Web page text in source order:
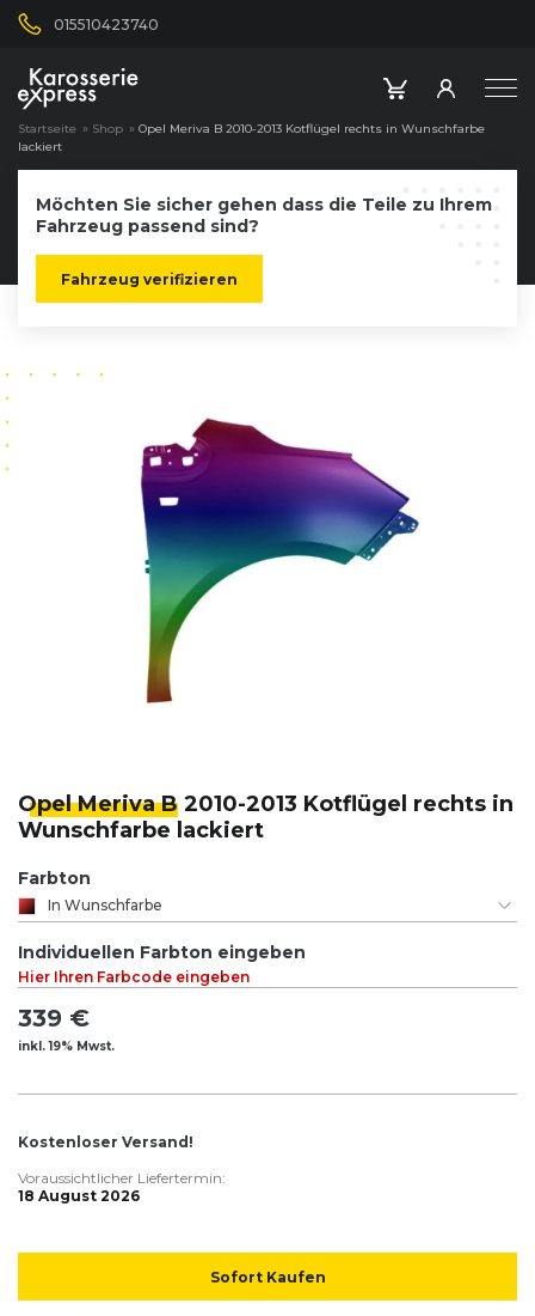
015510423740
Startseite » Shop » Opel Meriva B 2010-2013 Kotflügel rechts in Wunschfarbe
lackiert
Möchten Sie sicher gehen dass die Teile zu Ihrem
Fahrzeug passend sind?
Fahrzeug verifizieren
Opel Meriva B 2010-2013 Kotflügel rechts in
Wunschfarbe lackiert
Farbton
In Wunschfarbe
Individuellen Farbton eingeben
Hier Ihren Farbcode eingeben
339 €
inkl. 19% Mwst.
Kostenloser Versand!
Voraussichtlicher Liefertermin:
18 August 2026
Sofort Kaufen